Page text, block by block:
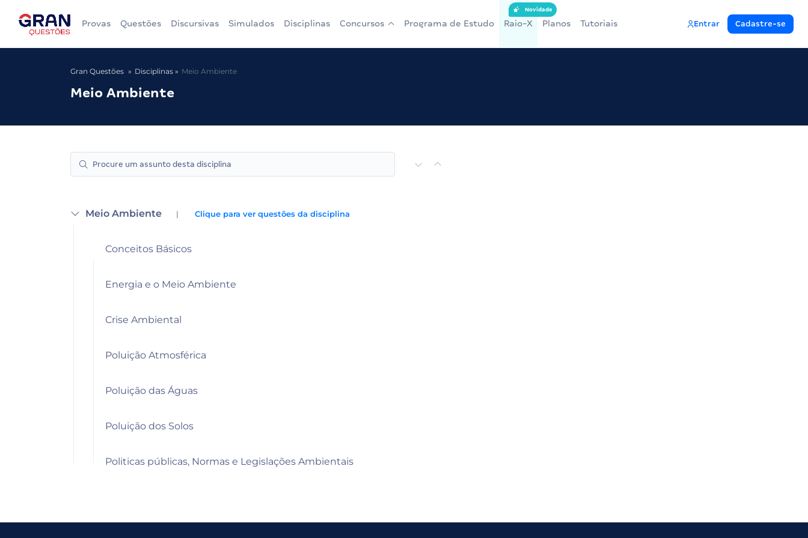
Provas Questões Discursivas Simulados Disciplinas Concursos Programa de Estudo Raio-X
Novidade
Planos Tutoriais Entrar Cadastre-se
Gran Questões Disciplinas Meio Ambiente
Meio Ambiente
Meio Ambiente | Clique para ver questões da disciplina
Conceitos Básicos
Energia e o Meio Ambiente
Crise Ambiental
Poluição Atmosférica
Poluição das Águas
Poluição dos Solos
Politicas públicas, Normas e Legislações Ambientais